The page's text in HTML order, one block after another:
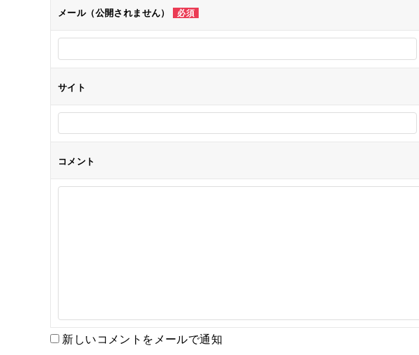
ョ
メール（公開されません） 必須
サイト
コメント
新しいコメントをメールで通知